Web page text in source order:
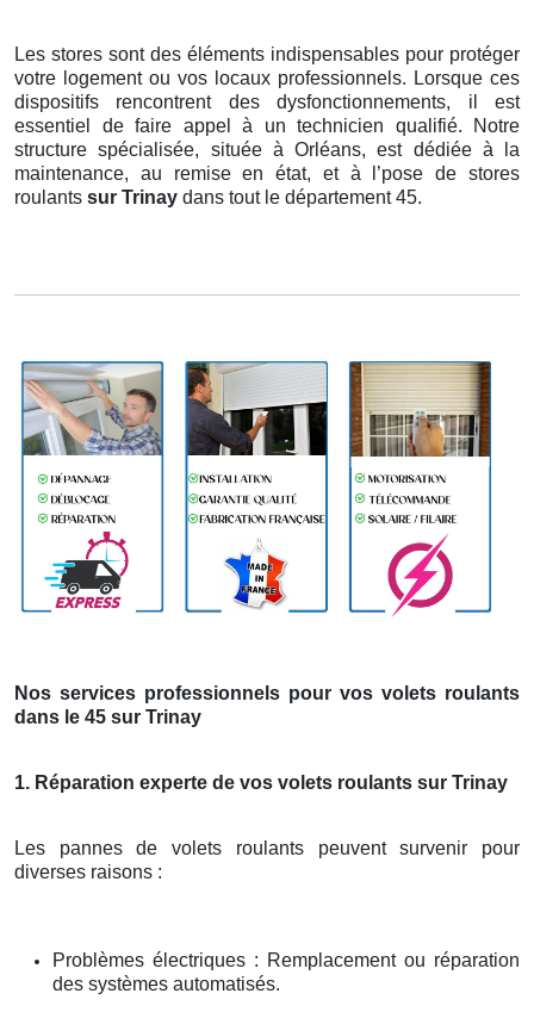
Les stores sont des éléments indispensables pour protéger
votre logement ou vos locaux professionnels. Lorsque ces
dispositifs rencontrent des dysfonctionnements, il est
essentiel de faire appel à un technicien qualifié. Notre
structure spécialisée, située à Orléans, est dédiée à la
maintenance, au remise en état, et à l’pose de stores
roulants sur Trinay dans tout le département 45.
Nos services professionnels pour vos volets roulants
dans le 45 sur Trinay
1. Réparation experte de vos volets roulants sur Trinay
Les pannes de volets roulants peuvent survenir pour
diverses raisons :
Problèmes électriques : Remplacement ou réparation
des systèmes automatisés.